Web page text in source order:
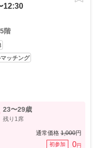
12:30
階
ッチング
23〜29歳
残り1席
通常価格 1,000円
初参加 0円